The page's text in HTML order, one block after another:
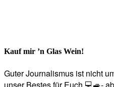
Kauf mir ’n Glas Wein!
Guter Journalismus ist nicht
unser Bestes für Euch 💻🚙-